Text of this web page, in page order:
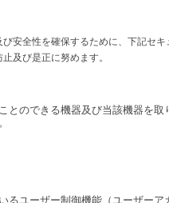
安全性を確保するために、下記セ
及び是正に努めます。
とのできる機器及び当該機器を
るユーザー制御機能（ユーザー